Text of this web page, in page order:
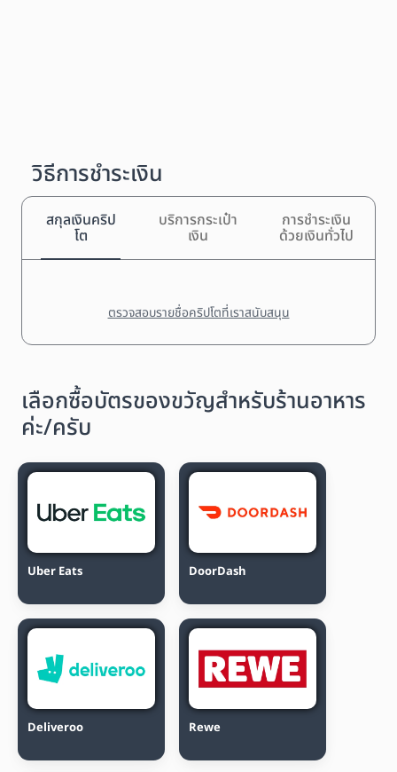
วิธีการชำระเงิน
สกุลเงินคริป
โต
บริการกระเป๋า
เงิน
การชำระเงิน
ด้วยเงินทั่วไป
ตรวจสอบรายชื่อคริปโตที่เราสนับสนุน
เลือกซื้อบัตรของขวัญสำหรับร้านอาหาร
ค่ะ/ครับ
Uber Eats DoorDash
Deliveroo Rewe